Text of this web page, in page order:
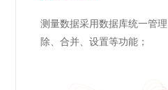
测量数据采用数据库统一管
除、合并、设置等功能；